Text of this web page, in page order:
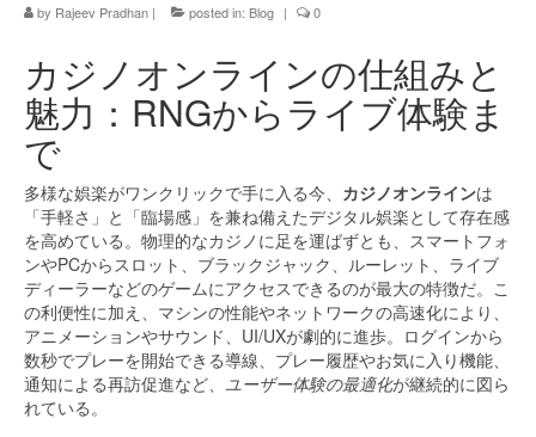
by Rajeev Pradhan | posted in: Blog | 0
カジノオンラインの仕組みと
魅力：RNGからライブ体験ま
で
多様な娯楽がワンクリックで手に入る今、 カジノオンラインは
「手軽さ」と「臨場感」を兼ね備えたデジタル娯楽として存在感
を高めている。物理的なカジノに足を運ばずとも、スマートフォ
ンやPCからスロット、ブラックジャック、ルーレット、ライブ
ディーラーなどのゲームにアクセスできるのが最大の特徴だ。こ
の利便性に加え、マシンの性能やネットワークの高速化により、
アニメーションやサウンド、UI/UXが劇的に進歩。ログインから
数秒でプレーを開始できる導線、プレー履歴やお気に入り機能、
通知による再訪促進など、 ユーザー体験の最適化が継続的に図ら
れている。